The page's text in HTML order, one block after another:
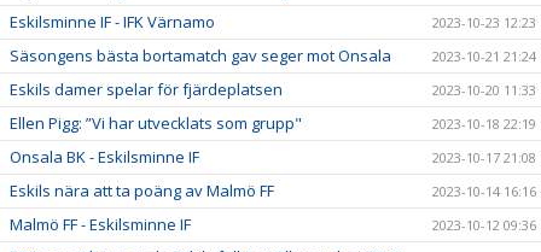
Eskilsminne IF - IFK Värnamo 2023-10-23 12:23
Säsongens bästa bortamatch gav seger mot Onsala 2023-10-21 21:24
Eskils damer spelar för fjärdeplatsen 2023-10-20 11:33
Ellen Pigg: ”Vi har utvecklats som grupp" 2023-10-18 22:19
Onsala BK - Eskilsminne IF 2023-10-17 21:08
Eskils nära att ta poäng av Malmö FF 2023-10-14 16:16
Malmö FF - Eskilsminne IF 2023-10-12 09:36